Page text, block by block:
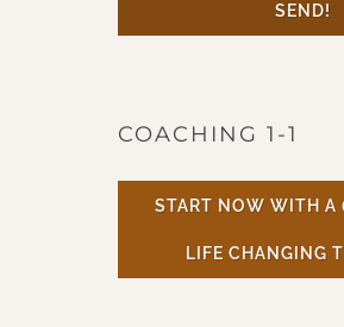
SEND!
COACHING 1-1
START NOW WITH A
LIFE CHANGING